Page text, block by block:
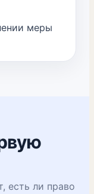
меры
есть ли право